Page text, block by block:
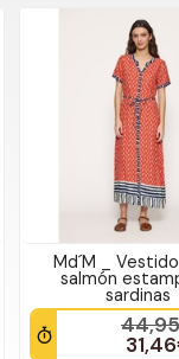
Md´M _
salmón
sardinas